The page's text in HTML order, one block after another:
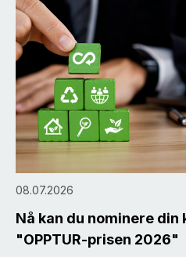
08.07.2026
Nå kan du nominere din
"OPPTUR-prisen 2026"